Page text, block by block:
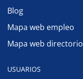
Blog
Mapa web empleo
Mapa web directorio
USUARIOS